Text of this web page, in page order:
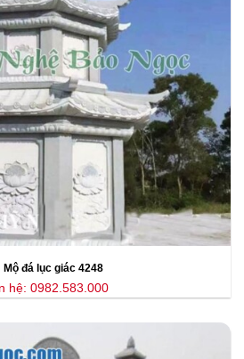
Mộ đá lục giác 4248
hệ: 0982.583.000